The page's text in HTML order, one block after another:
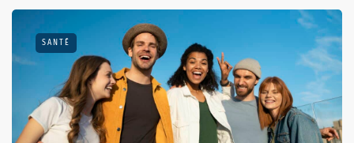
SANTÉ